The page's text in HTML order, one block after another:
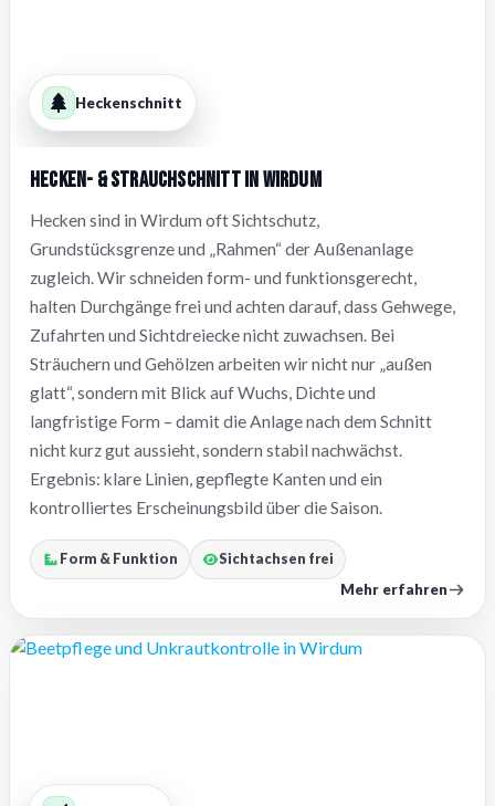
Heckenschnitt
Hecken- & Strauchschnitt in Wirdum
Hecken sind in Wirdum oft Sichtschutz,
Grundstücksgrenze und „Rahmen“ der Außenanlage
zugleich. Wir schneiden form- und funktionsgerecht,
halten Durchgänge frei und achten darauf, dass Gehwege,
Zufahrten und Sichtdreiecke nicht zuwachsen. Bei
Sträuchern und Gehölzen arbeiten wir nicht nur „außen
glatt“, sondern mit Blick auf Wuchs, Dichte und
langfristige Form – damit die Anlage nach dem Schnitt
nicht kurz gut aussieht, sondern stabil nachwächst.
Ergebnis: klare Linien, gepflegte Kanten und ein
kontrolliertes Erscheinungsbild über die Saison.
Form & Funktion Sichtachsen frei
Mehr erfahren